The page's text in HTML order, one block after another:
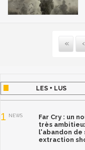
LES + LUS
1 NEWS
Far Cry : un
très
l'abandon de
extraction